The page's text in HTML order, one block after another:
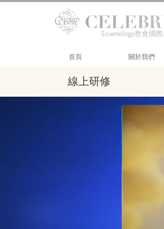
Scientology教會國
首頁 關於我們
線上研修